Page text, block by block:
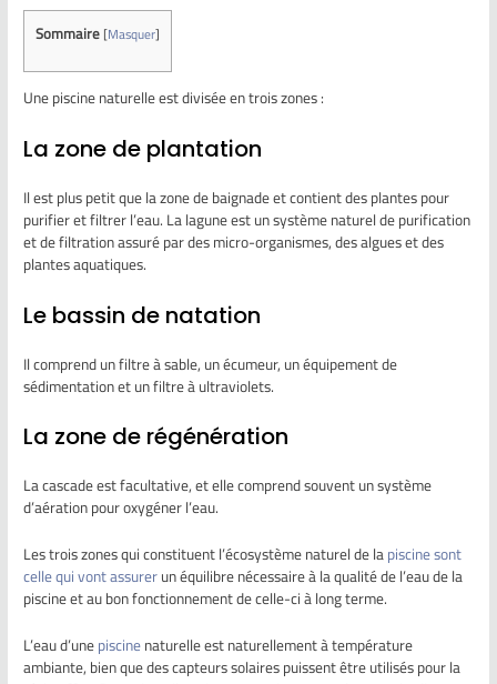
Sommaire[Masquer]
Une piscine naturelle est divisée en trois zones :
La zone de plantation
Il est plus petit que la zone de baignade et contient des plantes pour
purifier et filtrer l’eau. La lagune est un système naturel de purification
et de filtration assuré par des micro-organismes, des algues et des
plantes aquatiques.
Le bassin de natation
Il comprend un filtre à sable, un écumeur, un équipement de
sédimentation et un filtre à ultraviolets.
La zone de régénération
La cascade est facultative, et elle comprend souvent un système
d’aération pour oxygéner l’eau.
Les trois zones qui constituent l’écosystème naturel de lapiscine sont
celle qui vont assurerun équilibre nécessaire à la qualité de l’eau de la
piscine et au bon fonctionnement de celle-ci à long terme.
L’eau d’unepiscinenaturelle est naturellement à température
ambiante, bien que des capteurs solaires puissent être utilisés pour la